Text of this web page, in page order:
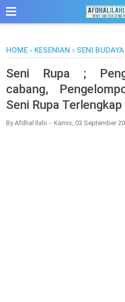
-->
HOME › KESENIAN › SENI BUDAYA
Seni Rupa ;
cabang,
Seni Rupa Terlengkap
ByAfdhal Ilahi Kamis, 03 September